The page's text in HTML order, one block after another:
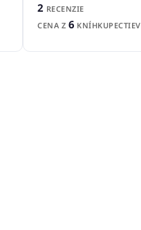
2 RECENZIE
CENA Z 6 KNÍHKUPECTIEV